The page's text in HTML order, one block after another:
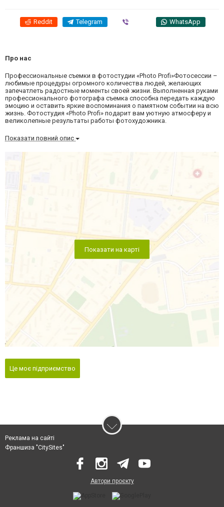
Reddit Telegram WhatsApp
Про нас
Профессиональные съемки в фотостудии «Photo Profi»Фотосессии –
любимые процедуры огромного количества людей, желающих
запечатлеть радостные моменты своей жизни. Выполненная руками
профессионального фотографа съемка способна передать каждую
эмоцию и оставить яркие воспоминания о памятном событии на всю
жизнь. Фотостудия «Photo Profi» подарит вам уютную атмосферу и
великолепные результаты работы фотохудожника.
Показати повний опис
Показати на карті
Це моє підприємство
Реклама на сайті
Франшиза "CitySites"
Автори проєкту